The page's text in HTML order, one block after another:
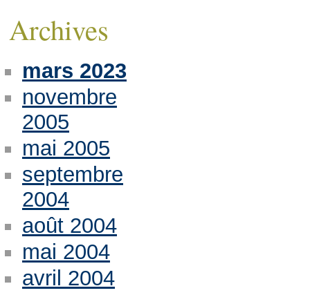
Archives
mars 2023
novembre
2005
mai 2005
septembre
2004
août 2004
mai 2004
avril 2004